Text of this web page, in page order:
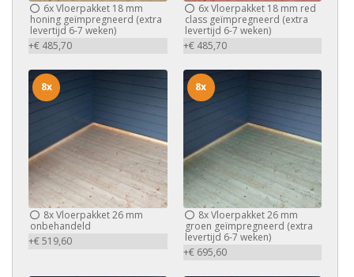
6xVloerpakket 18 mm
honing geïmpregneerd (extra
levertijd 6-7 weken)
+€ 485,70
6xVloerpakket 18 mm red
class geïmpregneerd (extra
levertijd 6-7 weken)
+€ 485,70
8xVloerpakket 26 mm
onbehandeld
+€ 519,60
8x
8xVloerpakket 26 mm
groen geïmpregneerd (extra
levertijd 6-7 weken)
+€ 695,60
8x